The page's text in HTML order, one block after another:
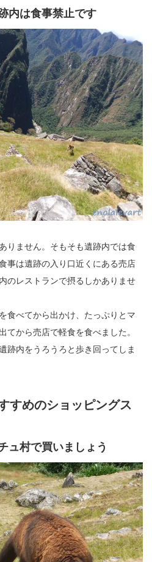
内は食事禁止です
りません。そもそも遺跡内では食
事は遺跡の入り口近くにある売店
のレストランで摂るしかありませ
食べてから出かけ、たっぷりとマ
てから売店で軽食を食べました。
跡内をうろうろと歩き回ってしま
すめのショッピングス
ュ村で買いましょう